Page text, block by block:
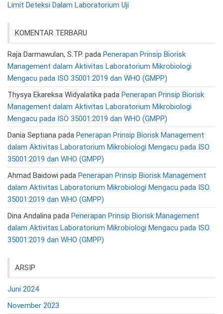
Limit Deteksi Dalam Laboratorium Uji
KOMENTAR TERBARU
Raja Darmawulan, S.TP. pada Penerapan Prinsip Biorisk
Management dalam Aktivitas Laboratorium Mikrobiologi
Mengacu pada ISO 35001:2019 dan WHO (GMPP)
Thysya Ekareksa Widyalatika pada Penerapan Prinsip Biorisk
Management dalam Aktivitas Laboratorium Mikrobiologi
Mengacu pada ISO 35001:2019 dan WHO (GMPP)
Dania Septiana pada Penerapan Prinsip Biorisk Management
dalam Aktivitas Laboratorium Mikrobiologi Mengacu pada ISO
35001:2019 dan WHO (GMPP)
Ahmad Baidowi pada Penerapan Prinsip Biorisk Management
dalam Aktivitas Laboratorium Mikrobiologi Mengacu pada ISO
35001:2019 dan WHO (GMPP)
Dina Andalina pada Penerapan Prinsip Biorisk Management
dalam Aktivitas Laboratorium Mikrobiologi Mengacu pada ISO
35001:2019 dan WHO (GMPP)
ARSIP
Juni 2024
November 2023